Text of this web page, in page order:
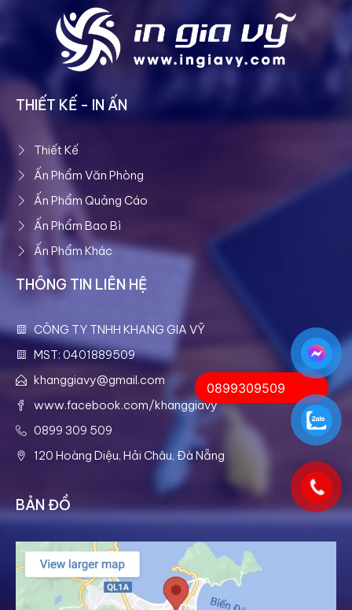
THIẾT KẾ - IN ẤN
Thiết Kế
Ấn Phẩm Văn Phòng
Ấn Phẩm Quảng Cáo
Ấn Phẩm Bao Bì
Ấn Phẩm Khác
THÔNG TIN LIÊN HỆ
CÔNG TY TNHH KHANG GIA VỸ
MST: 0401889509
khanggiavy@gmail.com
www.facebook.com/khanggiavy
0899 309 509
120 Hoàng Diệu, Hải Châu, Đà Nẵng
BẢN ĐỒ
0899309509